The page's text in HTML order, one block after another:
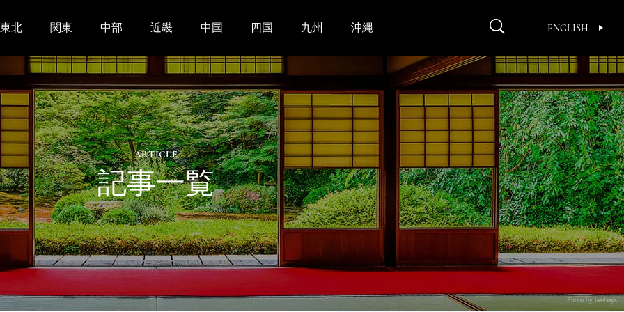
ENGLISH
東北 関東 中部 近畿 中国 四国 九州 沖縄
ARTICLE
記事一覧
Photo by beeboys